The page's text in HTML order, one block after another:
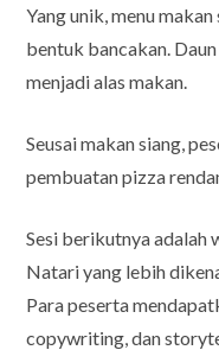
Yang unik, menu
bentuk bancakan.
menjadi alas makan.
Seusai makan siang,
pembuatan pizza
Sesi berikutnya adalah
Natari yang lebih
Para peserta
copywriting, dan